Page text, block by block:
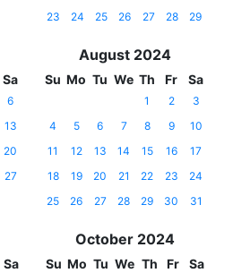
23
24 25 26 27 28 29
Sa
6
13
20
27
August 2024
Su Mo Tu We Th Fr Sa
1 2
3
4
5 6 7 8 9
10
11
12 13 14 15 16
17
18
19 20 21 22 23
24
25
26 27 28 29 30 31
Sa
October 2024
Su Mo Tu We Th Fr Sa